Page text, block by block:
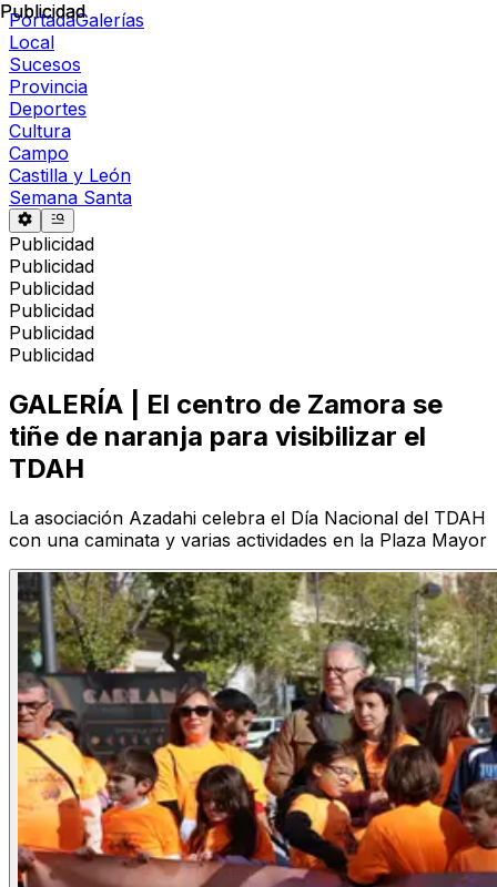
PortadaGalerías
Local
Sucesos
Provincia
Deportes
Cultura
Campo
Castilla y León
Semana Santa
Publicidad
Publicidad
Publicidad
Publicidad
Publicidad
Publicidad
Publicidad
GALERÍA | El centro de Zamora se
tiñe de naranja para visibilizar el
TDAH
La asociación Azadahi celebra el Día Nacional del TDAH
con una caminata y varias actividades en la Plaza Mayor
Publicidad